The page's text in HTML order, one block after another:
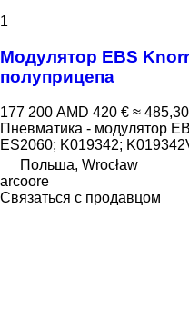
1
Модулятор EBS
полуприцепа
177 200 AMD 420 € ≈
Пневматика - модулятор
ES2060; K019342;
Польша, Wrocław
arcoore
Связаться с продавцом